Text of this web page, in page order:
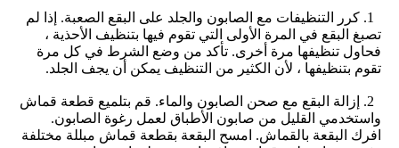
1. كرر التنظيفات مع الصابون والجلد على البقع الصعبة. إذا لم
تصبغ البقع في المرة الأولى التي تقوم فيها بتنظيف الأحذية ،
فحاول تنظيفها مرة أخرى. تأكد من وضع الشرط في كل مرة
تقوم بتنظيفها ، لأن الكثير من التنظيف يمكن أن يجف الجلد.
2. إزالة البقع مع صحن الصابون والماء. قم بتلميع قطعة قماش
واستخدمي القليل من صابون الأطباق لعمل رغوة الصابون.
افرك البقعة بالقماش. امسح البقعة بقطعة قماش مبللة مختلفة